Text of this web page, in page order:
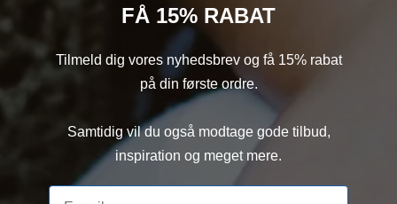
FÅ 15% RABAT
Tilmeld dig vores nyhedsbrev og få 15% rabat
på din første ordre.
Samtidig vil du også modtage gode tilbud,
inspiration og meget mere.